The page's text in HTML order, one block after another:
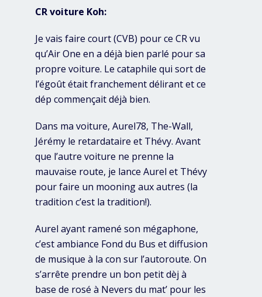
CR voiture Koh:
Je vais faire court (CVB) pour ce CR vu
qu’Air One en a déjà bien parlé pour sa
propre voiture. Le cataphile qui sort de
l’égoût était franchement délirant et ce
dép commençait déjà bien.
Dans ma voiture, Aurel78, The-Wall,
Jérémy le retardataire et Thévy. Avant
que l’autre voiture ne prenne la
mauvaise route, je lance Aurel et Thévy
pour faire un mooning aux autres (la
tradition c’est la tradition!).
Aurel ayant ramené son mégaphone,
c’est ambiance Fond du Bus et diffusion
de musique à la con sur l’autoroute. On
s’arrête prendre un bon petit dèj à
base de rosé à Nevers du mat’ pour les